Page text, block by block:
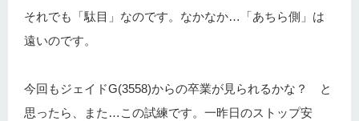
それでも「駄目」なのです。なかなか…「あちら側」は
遠いのです。
今回もジェイドG(3558)からの卒業が見られるかな？ と
思ったら、また…この試練です。一昨日のストップ安